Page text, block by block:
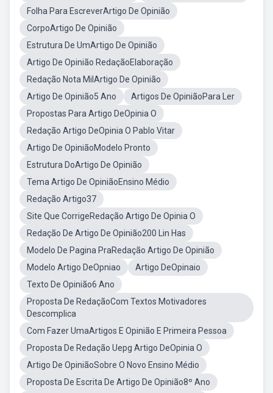
Folha Para EscreverArtigo De Opinião
CorpoArtigo De Opinião
Estrutura De UmArtigo De Opinião
Artigo De Opinião RedaçãoElaboração
Redação Nota MilArtigo De Opinião
Artigo De Opinião5 Ano
Artigos De OpiniãoPara Ler
Propostas Para Artigo DeOpinia O
Redação Artigo DeOpinia O Pablo Vitar
Artigo De OpiniãoModelo Pronto
Estrutura DoArtigo De Opinião
Tema Artigo De OpiniãoEnsino Médio
Redação Artigo37
Site Que CorrigeRedação Artigo De Opinia O
Redação De Artigo De Opinião200 Lin Has
Modelo De Pagina PraRedação Artigo De Opinião
Modelo Artigo DeOpniao
Artigo DeOpinaio
Texto De Opinião6 Ano
Proposta De RedaçãoCom Textos Motivadores
Descomplica
Com Fazer UmaArtigos E Opinião E Primeira Pessoa
Proposta De Redação Uepg Artigo DeOpinia O
Artigo De OpiniãoSobre O Novo Ensino Médio
Proposta De Escrita De Artigo De Opinião8º Ano